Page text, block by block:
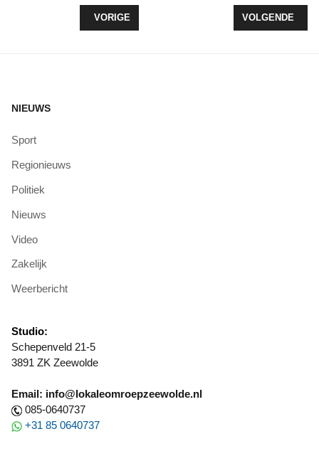
VORIG ARTIKEL: WOLDERWIJD/DYZLE
VORIGE VOLGENDE
VOLGENDE
NIEUWS
Sport
Regionieuws
Politiek
Nieuws
Video
Zakelijk
Weerbericht
Studio:
Schepenveld 21-5
3891 ZK Zeewolde
Email: info@lokaleomroepzeewolde.nl
085-0640737
+31 85 0640737